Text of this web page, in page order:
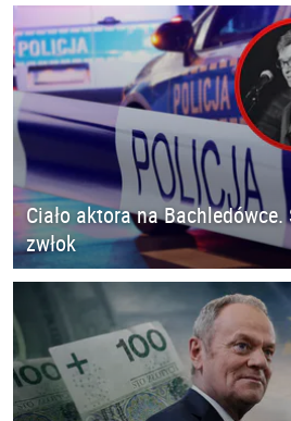
Ciało aktora na
zwłok